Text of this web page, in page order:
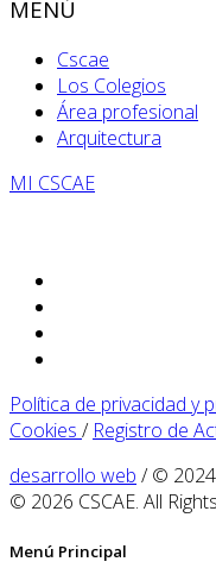
MENÚ
Cscae
Los Colegios
Área profesional
Arquitectura
MI CSCAE
Política de privacidad y
Cookies / Registro de
desarrollo web / © 2024
© 2026 CSCAE. All
Menú Principal